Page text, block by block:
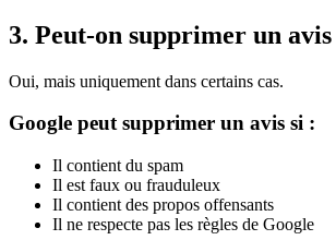
3. Peut-on supprimer un avis
Oui, mais uniquement dans certains cas.
Google peut supprimer un avis si :
Il contient du spam
Il est faux ou frauduleux
Il contient des propos offensants
Il ne respecte pas les règles de Google